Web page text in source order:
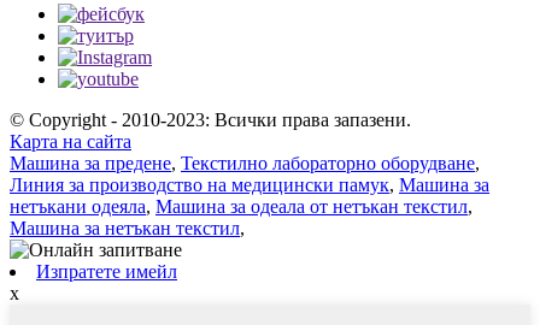
© Copyright - 2010-2023: Всички права запазени.
Карта на сайта
Машина за предене, Текстилно лабораторно оборудване,
Линия за производство на медицински памук, Машина за
нетъкани одеяла, Машина за одеала от нетъкан текстил,
Машина за нетъкан текстил,
Изпратете имейл
x